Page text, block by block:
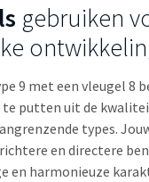
gebruiken
9 met een vleugel 8
putten uit de
types.
en directere
en harmonieuze